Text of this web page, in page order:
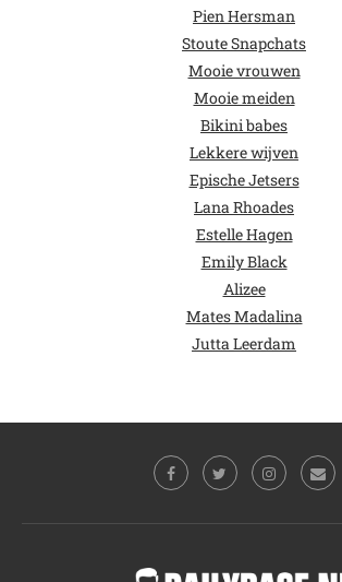
Pien Hersman
Stoute Snapchats
Mooie vrouwen
Mooie meiden
Bikini babes
Lekkere wijven
Epische Jetsers
Lana Rhoades
Estelle Hagen
Emily Black
Alizee
Mates Madalina
Jutta Leerdam